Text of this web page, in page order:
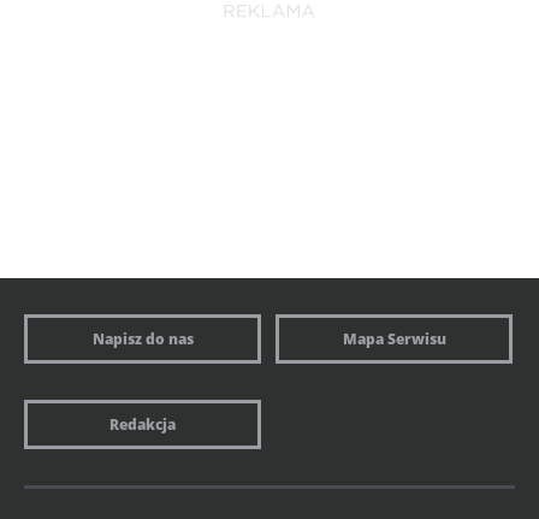
Napisz do nas Mapa Serwisu
Redakcja